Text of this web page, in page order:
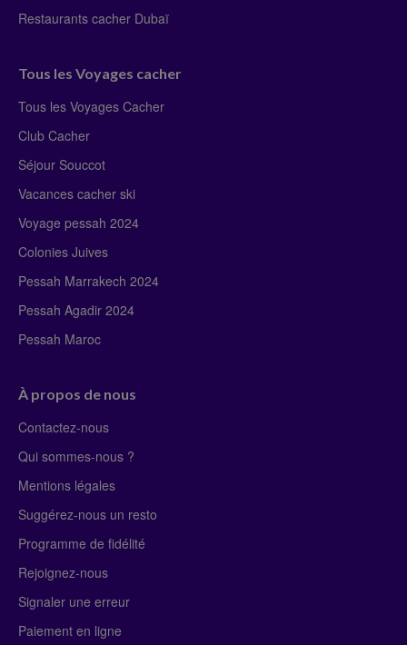
Restaurants cacher Dubaï
Tous les Voyages cacher
Tous les Voyages Cacher
Club Cacher
Séjour Souccot
Vacances cacher ski
Voyage pessah 2024
Colonies Juives
Pessah Marrakech 2024
Pessah Agadir 2024
Pessah Maroc
À propos de nous
Contactez-nous
Qui sommes-nous ?
Mentions légales
Suggérez-nous un resto
Programme de fidélité
Rejoignez-nous
Signaler une erreur
Paiement en ligne